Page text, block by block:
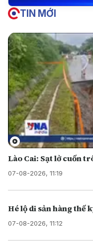
TIN MỚI
Lào Cai: Sạt lở cuốn
07-08-2026, 11:19
Hé lộ di sản hàng thế
07-08-2026, 11:12